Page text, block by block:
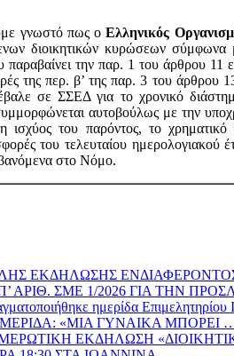
γνωστό πως οΕλληνικός
διοικητικών κυρώσεων
την παρ. 1 του άρθρου 11
της περ. β’ της παρ. 3 του άρθρου
σε ΣΣΕΔ για το χρονικό
αυτοβούλως με την
του παρόντος, το χρηματικό
του τελευταίου
στο Νόμο.
ΕΚΔΗΛΩΣΗΣ
ΑΡΙΘ. ΣΜΕ 1/2026 ΓΙΑ ΤΗΝ
ημερίδα
«ΜΙΑ ΓΥΝΑΙΚΑ ΜΠΟΡΕΙ … ΟΧΙ
ΕΚΔΗΛΩΣΗ